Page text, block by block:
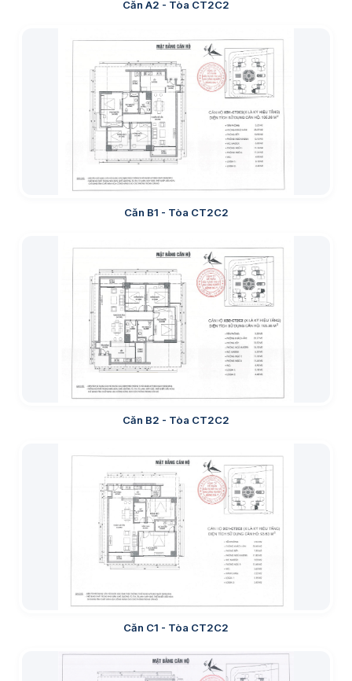
Căn A2 - Tòa CT2C2
Căn B1 - Tòa CT2C2
Căn B2 - Tòa CT2C2
Căn C1 - Tòa CT2C2